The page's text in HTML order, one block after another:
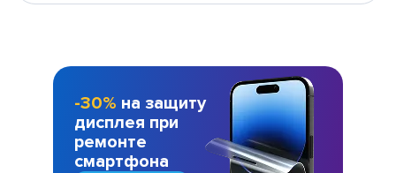
-30% на защиту
дисплея при
ремонте
смартфона